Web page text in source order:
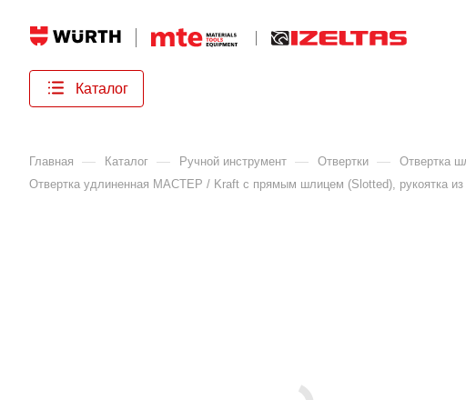
Каталог
Главная
— Каталог — Ручной инструмент — Отвертки — Отвертка
Отвертка удлиненная МАСТЕР / Kraft с прямым шлицем (Slotted), рукоятка